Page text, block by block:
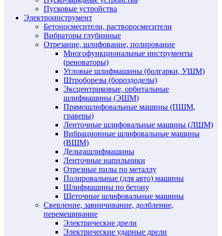
Пусковые устройства
Электроинструмент
Бетоносмесители, растворосмесители
Вибраторы глубинные
Отрезание, шлифование, полирование
Многофункциональные инструменты
(реноваторы)
Угловые шлифмашины (болгарки, УШМ)
Штроборезы (бороздоделы)
Эксцентриковые, орбитальные
шлифмашины (ЭШМ)
Прямошлифовальные машины (ПШМ,
граверы)
Ленточные шлифовальные машины (ЛШМ)
Вибрационные шлифовальные машины
(ВШМ)
Дельташлифмашины
Ленточные напильники
Отрезные пилы по металлу
Полировальные (для авто) машины
Шлифмашины по бетону
Щеточные шлифовальные машины
Сверление, завинчивание, долбление,
перемешивание
Электрические дрели
Электрические ударные дрели